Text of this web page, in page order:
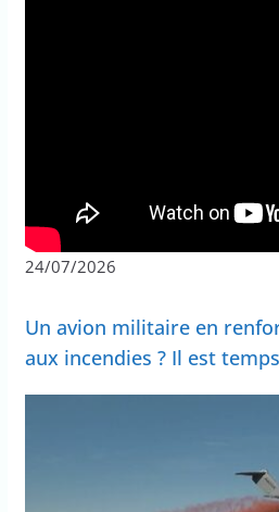
24/07/2026
Un avion militaire en
aux incendies ? Il est